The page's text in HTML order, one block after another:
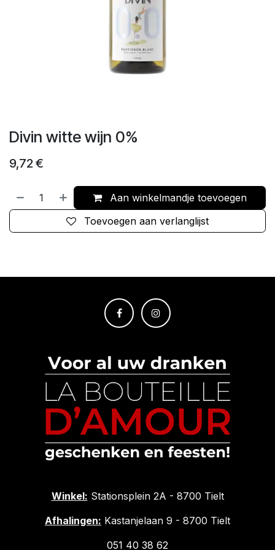
Divin witte wijn 0%
9,72€
Aan winkelmandje toevoegen
Toevoegen aan verlanglijst
Winkel: Stationsplein 2A - 8700 Tielt
Afhalingen: Kastanjelaan 9 - 8700 Tielt
051 40 38 62